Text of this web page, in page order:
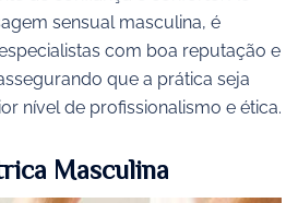
sensual masculina, é
com boa reputação e
que a prática seja
nível de profissionalismo e ética.
Masculina